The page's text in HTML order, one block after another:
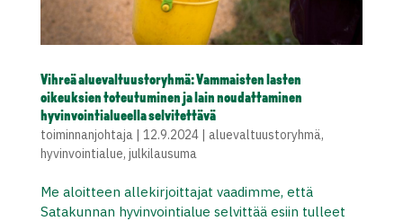
Vihreä aluevaltuustoryhmä: Vammaisten lasten
oikeuksien toteutuminen ja lain noudattaminen
hyvinvointialueella selvitettävä
toiminnanjohtaja| 12.9.2024| aluevaltuustoryhmä,
hyvinvointialue, julkilausuma
Me aloitteen allekirjoittajat vaadimme, että
Satakunnan hyvinvointialue selvittää esiin tulleet